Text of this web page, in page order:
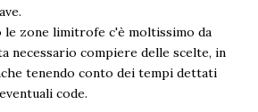
le zone limitrofe c'è moltissimo da
necessario compiere delle scelte, in
tenendo conto dei tempi dettati
code.